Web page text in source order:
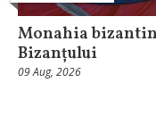
Monahia
Bizanțului
09 Aug, 2026